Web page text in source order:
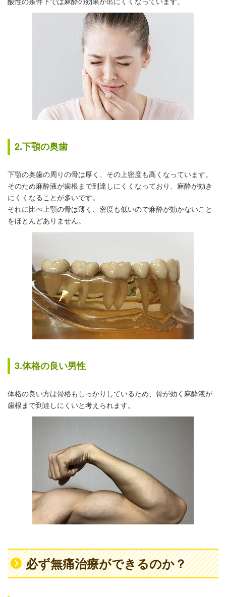
2.下顎の奥歯
下顎の奥歯の周りの骨は厚く、その上密度も高くなっています。
そのため麻酔液が歯根まで到達しにくくなっており、麻酔が効き
にくくなることが多いです。
それに比べ上顎の骨は薄く、密度も低いので麻酔が効かないこと
をほとんどありません。
3.体格の良い男性
体格の良い方は骨格もしっかりしているため、骨が効く麻酔液が
歯根まで到達しにくいと考えられます。
必ず無痛治療ができるのか？